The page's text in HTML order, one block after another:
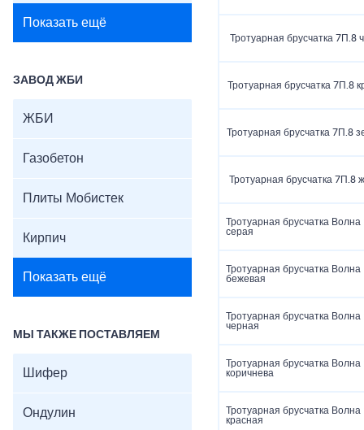
Показать ещё
ЗАВОД ЖБИ
ЖБИ
Газобетон
Плиты Мобистек
Кирпич
Показать ещё
МЫ ТАКЖЕ ПОСТАВЛЯЕМ
Шифер
Ондулин
Тротуарная брусчатка 7П.8
Тротуарная брусчатка 7П.8
Тротуарная брусчатка 7П.8
Тротуарная брусчатка 7П.8
Тротуарная брусчатка
серая
Тротуарная брусчатка
бежевая
Тротуарная брусчатка
черная
Тротуарная брусчатка
коричнева
Тротуарная брусчатка
красная